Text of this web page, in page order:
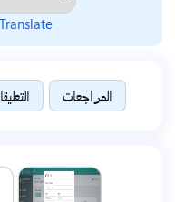
Translate
المراجعات